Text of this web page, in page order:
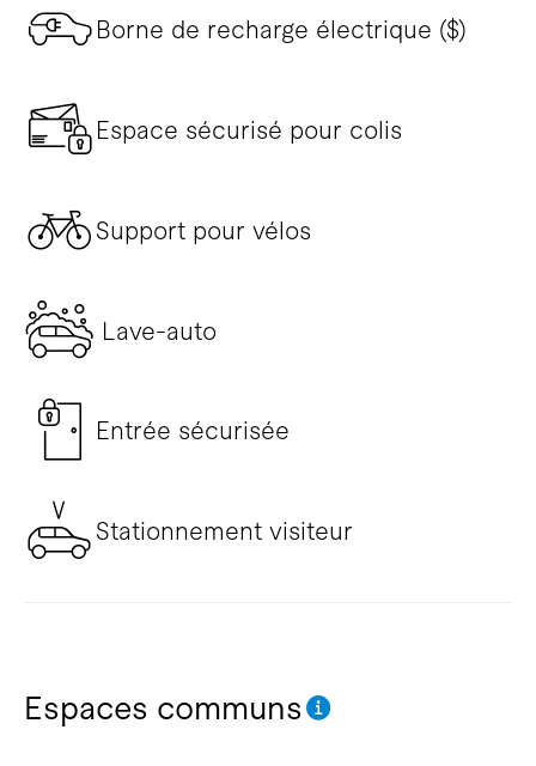
Borne de recharge électrique ($)
Espace sécurisé pour colis
Support pour vélos
Lave-auto
Entrée sécurisée
Stationnement visiteur
Espaces communs